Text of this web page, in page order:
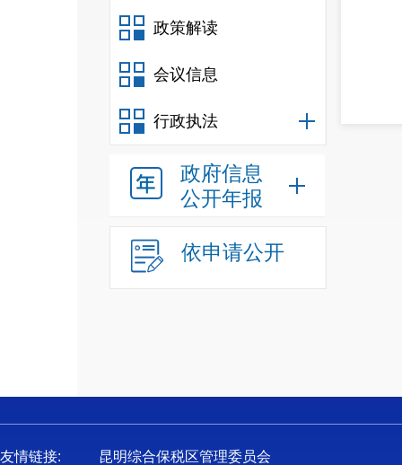
政策解读
会议信息
行政执法
政府信息
公开年报
依申请公开
友情链接: 昆明综合保税区管理委员会